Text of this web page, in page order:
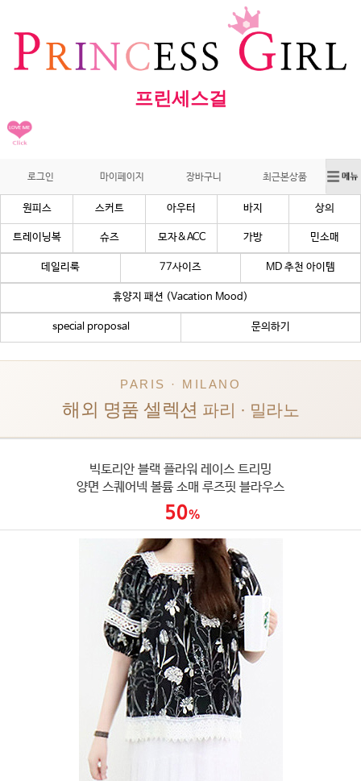
프린세스걸
로그인 마이페이지 장바구니 최근본상품
원피스 스커트 아우터 바지 상의
트레이닝복 슈즈 모자&ACC 가방 민소매
데일리룩 77사이즈 MD 추천 아이템
휴양지 패션 (Vacation Mood)
special proposal 문의하기
PARIS · MILANO
해외 명품 셀렉션 파리 · 밀라노
빅토리안 블랙 플라워 레이스 트리밍
양면 스퀘어넥 볼륨 소매 루즈핏 블라우스